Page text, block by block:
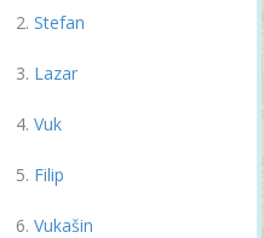
Stefan
Lazar
Vuk
Filip
Vukašin